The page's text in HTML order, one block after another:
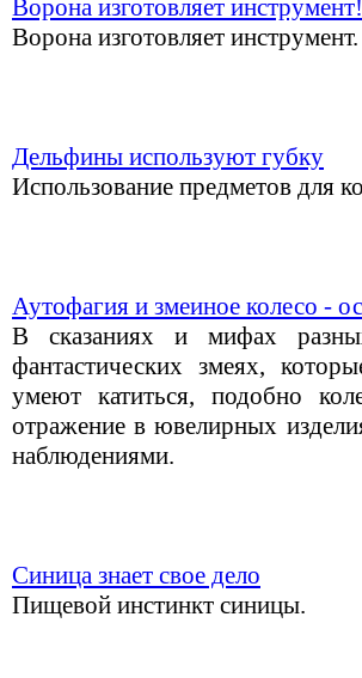
Ворона изготовляет инструмент!
Ворона изготовляет инструмент.
Дельфины используют губку
Использование предметов для
Аутофагия и змеиное колесо -
В сказаниях и мифах
фантастических змеях,
умеют катиться, подобно
отражение в ювелирных
наблюдениями.
Синица знает свое дело
Пищевой инстинкт синицы.